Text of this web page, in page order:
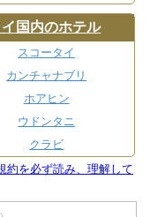
イ国内のホテル
スコータイ
カンチャナブリ
ホアヒン
ウドンタニ
クラビ